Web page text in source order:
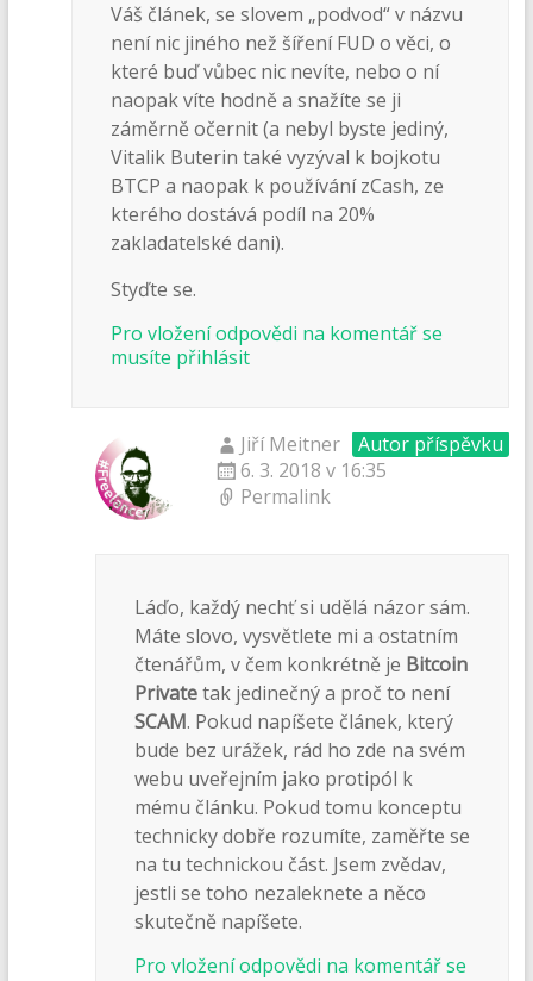
Váš článek, se slovem „podvod“ v názvu
není nic jiného než šíření FUD o věci, o
které buď vůbec nic nevíte, nebo o ní
naopak víte hodně a snažíte se ji
záměrně očernit (a nebyl byste jediný,
Vitalik Buterin také vyzýval k bojkotu
BTCP a naopak k používání zCash, ze
kterého dostává podíl na 20%
zakladatelské dani).
Styďte se.
Pro vložení odpovědi na komentář se
musíte přihlásit
Jiří Meitner
Autor příspěvku
6. 3. 2018 v 16:35
Permalink
Láďo, každý nechť si udělá názor sám.
Máte slovo, vysvětlete mi a ostatním
čtenářům, v čem konkrétně je Bitcoin
Privatetak jedinečný a proč to není
SCAM. Pokud napíšete článek, který
bude bez urážek, rád ho zde na svém
webu uveřejním jako protipól k
mému článku. Pokud tomu konceptu
technicky dobře rozumíte, zaměřte se
na tu technickou část. Jsem zvědav,
jestli se toho nezaleknete a něco
skutečně napíšete.
Pro vložení odpovědi na komentář se